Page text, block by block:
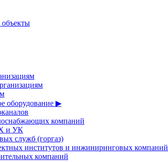
оборудование ▶
компаний
и УК
служб (горгаз)
институтов и инжиниринговых компаний
компаний